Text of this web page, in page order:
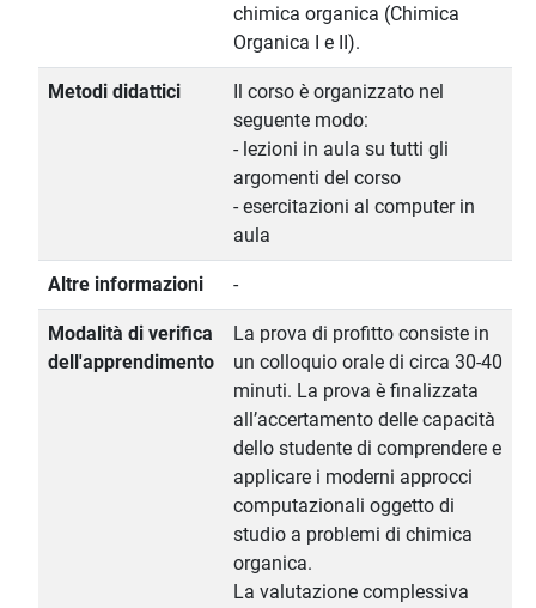
chimica organica (Chimica
Organica I e II).
Metodi didattici
Il corso è organizzato nel
seguente modo:
- lezioni in aula su tutti gli
argomenti del corso
- esercitazioni al computer in
aula
Altre informazioni -
Modalità di verifica
dell'apprendimento
La prova di profitto consiste in
un colloquio orale di circa 30-40
minuti. La prova è finalizzata
all’accertamento delle capacità
dello studente di comprendere e
applicare i moderni approcci
computazionali oggetto di
studio a problemi di chimica
organica.
La valutazione complessiva